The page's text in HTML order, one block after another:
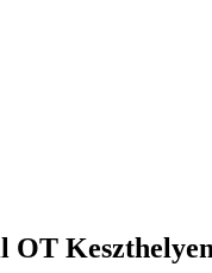
Keszthelyen